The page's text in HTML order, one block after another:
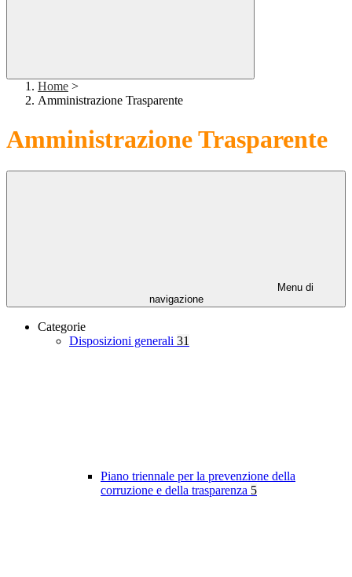
Home >
Amministrazione Trasparente
Amministrazione Trasparente
Menu di
navigazione
Categorie
Disposizioni generali 31
Piano triennale per la prevenzione della
corruzione e della trasparenza 5